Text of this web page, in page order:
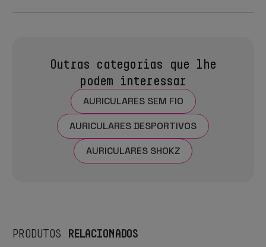
Outras categorias que lhe
podem interessar
AURICULARES SEM FIO
AURICULARES DESPORTIVOS
AURICULARES SHOKZ
PRODUTOS RELACIONADOS